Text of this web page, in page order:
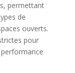
permettant
de
ouverts.
pour